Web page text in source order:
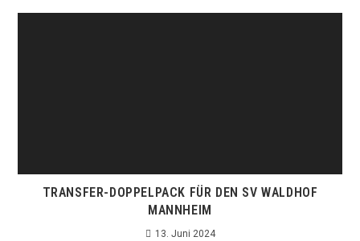
TRANSFER-DOPPELPACK FÜR DEN SV WALDHOF
MANNHEIM
13. Juni 2024